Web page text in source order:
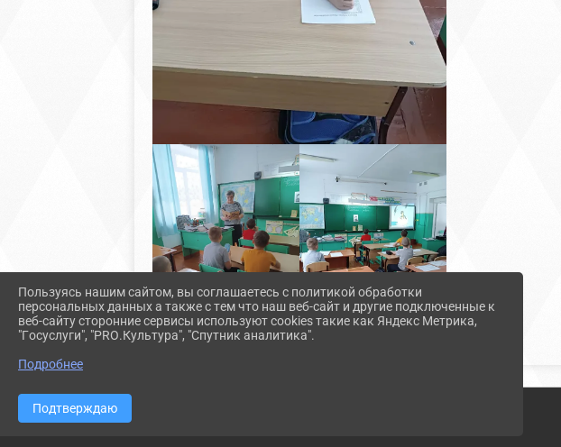
Пользуясь нашим сайтом, вы соглашаетесь с политикой обработки
персональных данных а также с тем что наш веб-сайт и другие подключенные к
веб-сайту сторонние сервисы используют cookies такие как Яндекс Метрика,
"Госуслуги", "PRO.Культура", "Спутник аналитика".
Подробнее
Подтверждаю